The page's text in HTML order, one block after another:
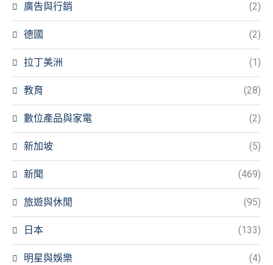
廣告與行銷 (2)
德國 (2)
拉丁美洲 (1)
教育 (28)
數位產品與家電 (2)
新加坡 (5)
新聞 (469)
旅遊與休閒 (95)
日本 (133)
明星與娛樂 (4)